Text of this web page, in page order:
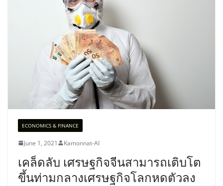
ECONOMICS & FINANCE
June 1, 2021 Kamonnat-AI
เคล็ดลับ เศรษฐกิจจีนสามารถเติบโต
ขึ้นท่ามกลางเศรษฐกิจโลกหดตัวลง